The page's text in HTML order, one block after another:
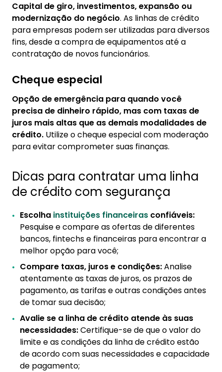
Capital de giro, investimentos, expansão ou
modernização do negócio. As linhas de crédito
para empresas podem ser utilizadas para diversos
fins, desde a compra de equipamentos até a
contratação de novos funcionários.
Cheque especial
Opção de emergência para quando você
precisa de dinheiro rápido, mas com taxas de
juros mais altas que as demais modalidades de
crédito. Utilize o cheque especial com moderação
para evitar comprometer suas finanças.
Dicas para contratar uma linha
de crédito com segurança
Escolha instituições financeiras confiáveis:
Pesquise e compare as ofertas de diferentes
bancos, fintechs e financeiras para encontrar a
melhor opção para você;
Compare taxas, juros e condições:Analise
atentamente as taxas de juros, os prazos de
pagamento, as tarifas e outras condições antes
de tomar sua decisão;
Avalie se a linha de crédito atende às suas
necessidades:Certifique-se de que o valor do
limite e as condições da linha de crédito estão
de acordo com suas necessidades e capacidade
de pagamento;